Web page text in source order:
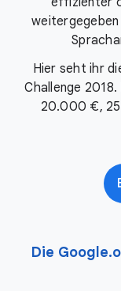
Hier seht ihr
Challenge
20.000 €,
Die